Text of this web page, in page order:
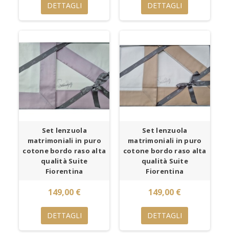
DETTAGLI DETTAGLI
Set lenzuola
matrimoniali in puro
cotone bordo raso alta
qualità Suite
Fiorentina
149,00 €
DETTAGLI
Set lenzuola
matrimoniali in puro
cotone bordo raso alta
qualità Suite
Fiorentina
149,00 €
DETTAGLI